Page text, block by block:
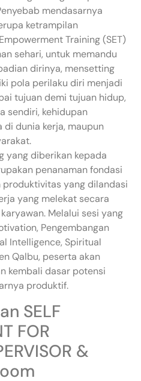
mendasarnya
ketrampilan
Training (SET)
sehari, untuk memandu
dirinya, mensetting
pola perilaku diri menjadi
tujuan demi tujuan hidup,
sendiri, kehidupan
di dunia kerja, maupun
yang diberikan kepada
penanaman fondasi
yang dilandasi
yang melekat secara
Melalui sesi yang
Pengembangan
Intelligence, Spiritual
Qalbu, peserta akan
kembali dasar potensi
produktif.
SELF
FOR
&